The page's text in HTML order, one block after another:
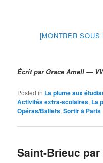
[MONTRER
Écrit par Grace Amell —
Posted in La plume aux
Activités extra-scolaires, La
Opéras/Ballets,Sortir à Paris
Saint-Brieuc